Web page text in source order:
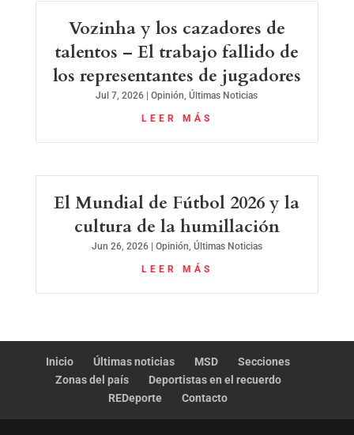
Vozinha y los cazadores de
talentos – El trabajo fallido de
los representantes de jugadores
Jul 7, 2026 |Opinión,Últimas Noticias
LEER MÁS
El Mundial de Fútbol 2026 y la
cultura de la humillación
Jun 26, 2026| Opinión, Últimas Noticias
LEER MÁS
Inicio Últimas noticias MSD
Secciones
Zonas del país
Deportistas en el recuerdo
REDeporte
Contacto